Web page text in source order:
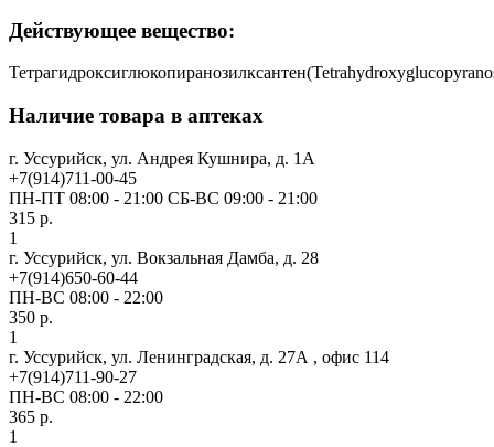
Действующее вещество:
Наличие товара в аптеках
г. Уссурийск, ул. Андрея Кушнира, д. 1А
+7(914)711-00-45
ПН-ПТ 08:00 - 21:00 СБ-ВС 09:00 - 21:00
315 р.
1
г. Уссурийск, ул. Вокзальная Дамба, д. 28
+7(914)650-60-44
ПН-ВС 08:00 - 22:00
350 р.
1
г. Уссурийск, ул. Ленинградская, д. 27А , офис 114
+7(914)711-90-27
ПН-ВС 08:00 - 22:00
365 р.
1